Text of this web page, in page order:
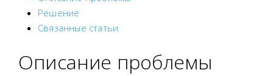
Решение
Связанные статьи
Описание проблемы